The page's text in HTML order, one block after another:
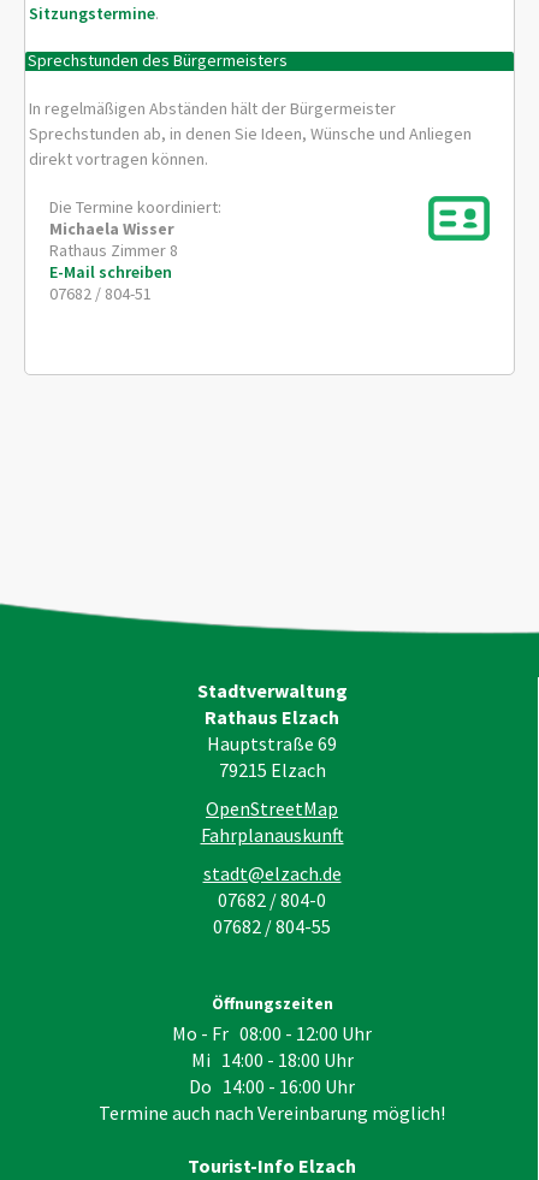
Sitzungstermine.
Sprechstunden des Bürgermeisters
In regelmäßigen Abständen hält der Bürgermeister
Sprechstunden ab, in denen Sie Ideen, Wünsche und Anliegen
direkt vortragen können.
Die Termine koordiniert:
Michaela Wisser
Rathaus Zimmer 8
E-Mail schreiben
07682 / 804-51
Stadtverwaltung
Rathaus Elzach
Hauptstraße 69
79215 Elzach
OpenStreetMap
Fahrplanauskunft
stadt@elzach.de
07682 / 804-0
07682 / 804-55
Öffnungszeiten
Mo - Fr 08:00 - 12:00 Uhr
Mi 14:00 - 18:00 Uhr
Do 14:00 - 16:00 Uhr
Termine auch nach Vereinbarung möglich!
Tourist-Info Elzach